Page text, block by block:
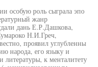
особую роль сыграла эпо
жанр
дань Е.Р.Дашкова,
Н.И.Греч,
проявил углубленны
народа, его языку и
литературы, к менталитету